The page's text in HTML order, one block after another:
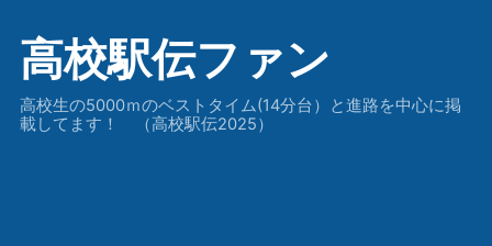
高校駅伝ファン
高校生の5000ｍのベストタイム(14分台）と進路を中心に掲
載してます！ （高校駅伝2025）